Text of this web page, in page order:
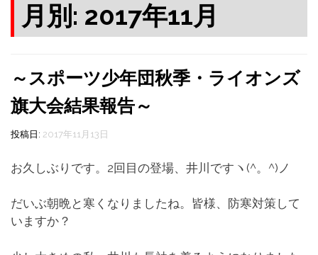
月別: 2017年11月
～スポーツ少年団秋季・ライオンズ
旗大会結果報告～
投稿日: 2017年11月13日
お久しぶりです。2回目の登場、井川ですヽ(^。^)ノ
だいぶ朝晩と寒くなりましたね。皆様、防寒対策して
いますか？